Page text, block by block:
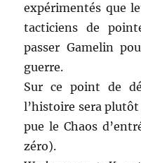
expérimentés que
tacticiens de
passer Gamelin
guerre.
Sur ce point de
l’histoire sera
pue le Chaos
zéro).